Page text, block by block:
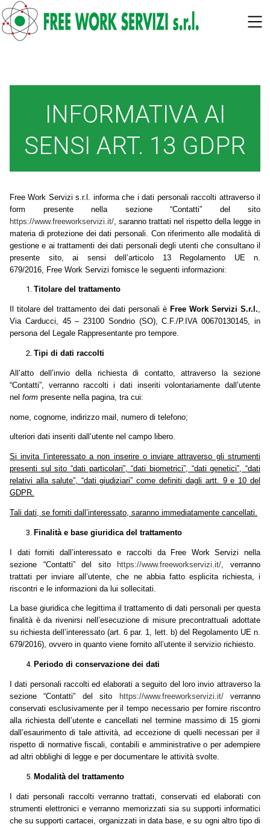
SKIP TO MAIN CONTENT
INFORMATIVA AI
SENSI ART. 13 GDPR
Free Work Servizi s.r.l. informa che i dati personali raccolti attraverso il
form presente nella sezione “Contatti” del sito
https://www.freeworkservizi.it/ , saranno trattati nel rispetto della legge in
materia di protezione dei dati personali. Con riferimento alle modalità di
gestione e ai trattamenti dei dati personali degli utenti che consultano il
presente sito, ai sensi dell’articolo 13 Regolamento UE n.
679/2016, Free Work Servizi fornisce le seguenti informazioni:
Titolare del trattamento
Il titolare del trattamento dei dati personali è Free Work Servizi S.r.l.,
Via Carducci, 45 – 23100 Sondrio (SO), C.F./P.IVA 00670130145, in
persona del Legale Rappresentante pro tempore.
Tipi di dati raccolti
All’atto dell’invio della richiesta di contatto, attraverso la sezione
“Contatti”, verranno raccolti i dati inseriti volontariamente dall’utente
nel form presente nella pagina, tra cui:
nome, cognome, indirizzo mail, numero di telefono;
ulteriori dati inseriti dall’utente nel campo libero.
Si invita l’interessato a non inserire o inviare attraverso gli strumenti
presenti sul sito “dati particolari”, “dati biometrici”, “dati genetici”, “dati
relativi alla salute”, “dati giudiziari” come definiti dagli artt. 9 e 10 del
GDPR.
Tali dati, se forniti dall’interessato, saranno immediatamente cancellati.
Finalità e base giuridica del trattamento
I dati forniti dall’interessato e raccolti da Free Work Servizi nella
sezione “Contatti” del sito https://www.freeworkservizi.it/ , verranno
trattati per inviare all’utente, che ne abbia fatto esplicita richiesta, i
riscontri e le informazioni da lui sollecitati.
La base giuridica che legittima il trattamento di dati personali per questa
finalità è da rivenirsi nell’esecuzione di misure precontrattuali adottate
su richiesta dell’interessato (art. 6 par. 1, lett. b) del Regolamento UE n.
679/2016), ovvero in quanto viene fornito all’utente il servizio richiesto.
Periodo di conservazione dei dati
I dati personali raccolti ed elaborati a seguito del loro invio attraverso la
sezione “Contatti” del sito
https://www.freeworkservizi.it/verranno
conservati esclusivamente per il tempo necessario per fornire riscontro
alla richiesta dell’utente e cancellati nel termine massimo di 15 giorni
dall’esaurimento di tale attività, ad eccezione di quelli necessari per il
rispetto di normative fiscali, contabili e amministrative o per adempiere
ad altri obblighi di legge e per documentare le attività svolte.
Modalità del trattamento
I dati personali raccolti verranno trattati, conservati ed elaborati con
strumenti elettronici e verranno memorizzati sia su supporti informatici
che su supporti cartacei, organizzati in data base, e su ogni altro tipo di